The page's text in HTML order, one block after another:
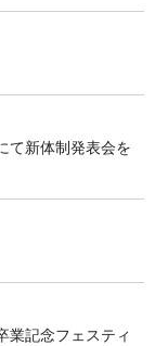
て新体制発表会を
業記念フェスティ